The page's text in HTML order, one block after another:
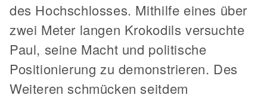
des Hochschlosses. Mithilfe eines über
zwei Meter langen Krokodils versuchte
Paul, seine Macht und politische
Positionierung zu demonstrieren. Des
Weiteren schmücken seitdem